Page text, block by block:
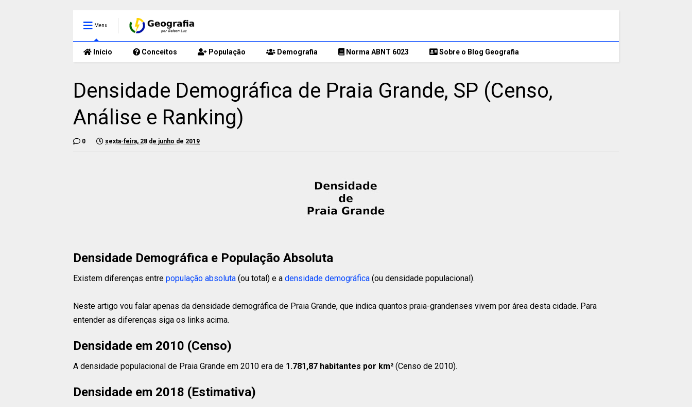
Menu
Início Conceitos População Demografia Norma ABNT 6023 Sobre o Blog Geografia
Densidade Demográfica de Praia Grande, SP (Censo,
Análise e Ranking)
0 sexta-feira, 28 de junho de 2019
Densidade Demográfica e População Absoluta
Existem diferenças entre população absoluta (ou total) e a densidade demográfica (ou densidade populacional).
Neste artigo vou falar apenas da densidade demográfica de Praia Grande, que indica quantos praia-grandenses vivem por área desta cidade. Para
entender as diferenças siga os links acima.
Densidade em 2010 (Censo)
A densidade populacional de Praia Grande em 2010 era de 1.781,87 habitantes por km² (Censo de 2010).
Densidade em 2018 (Estimativa)